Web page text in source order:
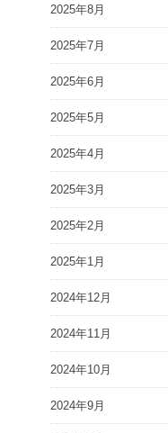
2025年8月
2025年7月
2025年6月
2025年5月
2025年4月
2025年3月
2025年2月
2025年1月
2024年12月
2024年11月
2024年10月
2024年9月